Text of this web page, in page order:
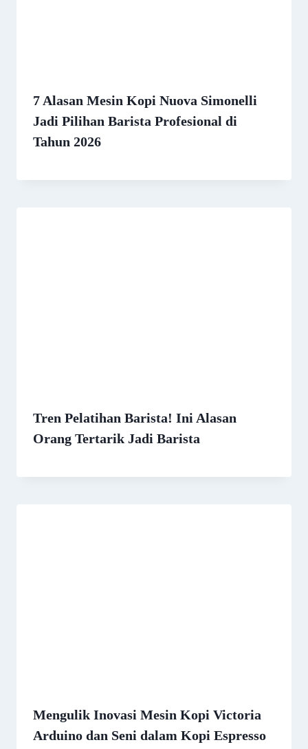
7 Alasan Mesin Kopi Nuova Simonelli
Jadi Pilihan Barista Profesional di
Tahun 2026
Tren Pelatihan Barista! Ini Alasan
Orang Tertarik Jadi Barista
Mengulik Inovasi Mesin Kopi Victoria
Arduino dan Seni dalam Kopi Espresso